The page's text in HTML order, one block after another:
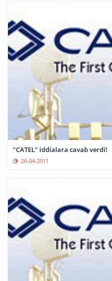
"CATEL" iddialara cavab verdi!
26-04-2011